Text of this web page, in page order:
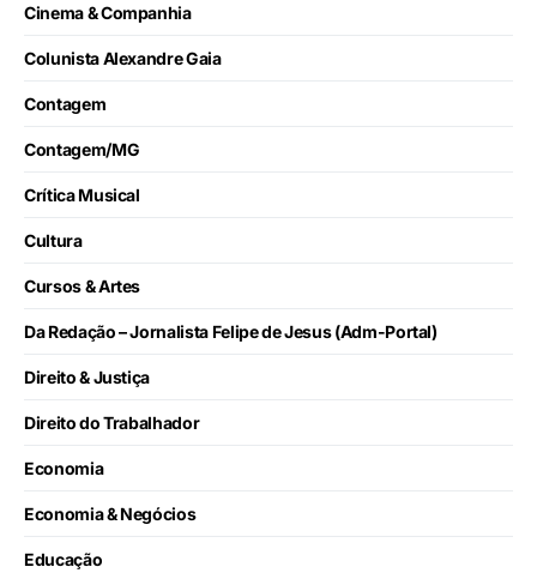
Cinema & Companhia
Colunista Alexandre Gaia
Contagem
Contagem/MG
Crítica Musical
Cultura
Cursos & Artes
Da Redação – Jornalista Felipe de Jesus (Adm-Portal)
Direito & Justiça
Direito do Trabalhador
Economia
Economia & Negócios
Educação